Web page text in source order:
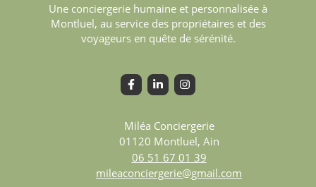
Une conciergerie humaine et personnalisée à
Montluel, au service des propriétaires et des
voyageurs en quête de sérénité.
Miléa Conciergerie
01120 Montluel, Ain
06 51 67 01 39
mileaconciergerie@gmail.com